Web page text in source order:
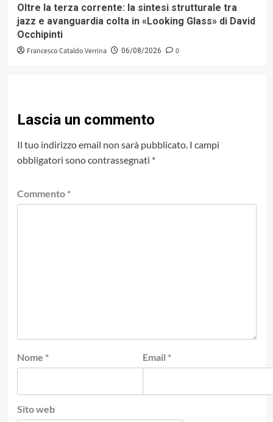
Oltre la terza corrente: la sintesi strutturale tra
jazz e avanguardia colta in «Looking Glass» di David
Occhipinti
Francesco Cataldo Verrina 06/08/2026 0
Lascia un commento
Il tuo indirizzo email non sarà pubblicato. I campi
obbligatori sono contrassegnati *
Commento *
Nome * Email *
Sito web